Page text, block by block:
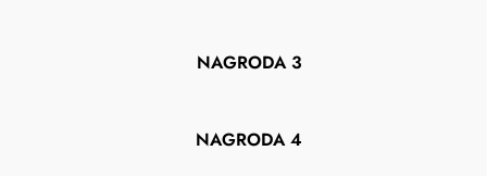
NAGRODA 3
NAGRODA 4